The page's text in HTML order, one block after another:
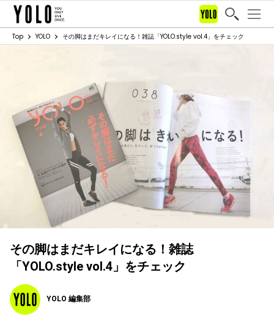
Top YOLO その脚はまだキレイになる！雑誌「YOLO.style vol.4」をチェック
その脚はまだキレイになる！雑誌
「YOLO.style vol.4」をチェック
YOLO 編集部